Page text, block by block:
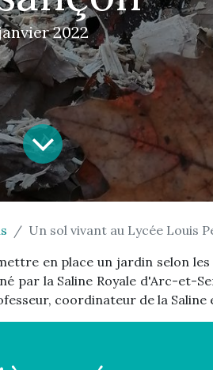
2022
Un sol vivant au Lycée Louis
en place un jardin selon
par la Saline Royale d'Arc-et-
coordinateur de la